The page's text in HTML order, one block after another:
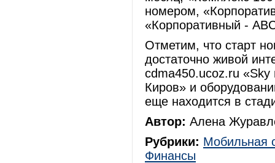
номером,
«Корпоративный -
Отметим, что старт
достаточно живой
cdma450.ucoz.ru «Sky
Киров» и
еще находится в
Автор: Алена
Рубрики: Мобильная
Финансы